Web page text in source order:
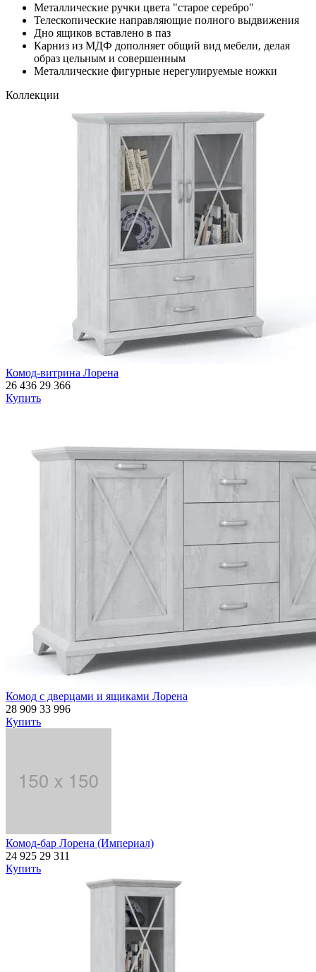
Металлические ручки цвета "старое серебро"
Телескопические направляющие полного выдвижения
Дно ящиков вставлено в паз
Карниз из МДФ дополняет общий вид мебели, делая
образ цельным и совершенным
Металлические фигурные нерегулируемые ножки
Коллекции
Комод-витрина Лорена
26 436 29 366
Купить
Комод с дверцами и ящиками Лорена
28 909 33 996
Купить
Комод-бар Лорена (Империал)
24 925 29 311
Купить